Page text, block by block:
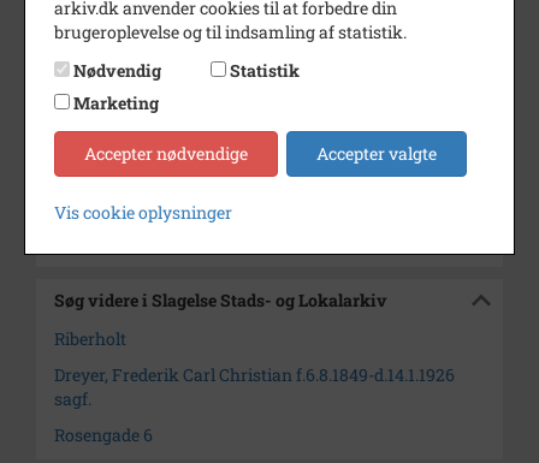
Rosengade 6 Slagelse fra 1889 -
Fotograf
Se på kort
Arkiv
Slagelse Stads- og Lokalarkiv
Kontakt arkivet
Søg videre i Slagelse Stads- og Lokalarkiv
Riberholt
Dreyer, Frederik Carl Christian f.6.8.1849-d.14.1.1926
sagf.
Rosengade 6
arkiv.dk anvender cookies til at forbedre din
brugeroplevelse og til indsamling af statistik.
Nødvendig
Statistik
Marketing
Accepter nødvendige Accepter valgte
Vis cookie oplysninger